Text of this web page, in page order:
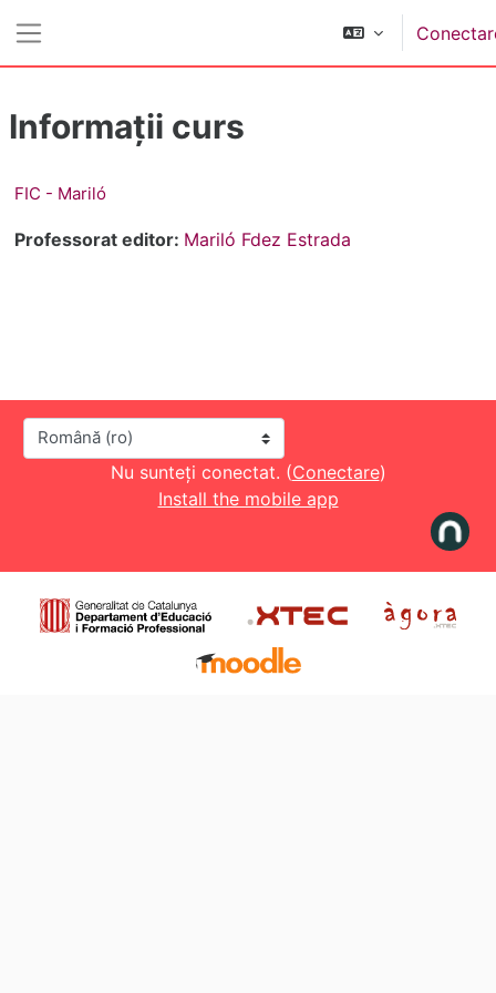
Informații curs
FIC - Mariló
Professorat editor: Mariló Fdez Estrada
Limbă
Nu sunteți conectat. (Conectare)
Install the mobile app